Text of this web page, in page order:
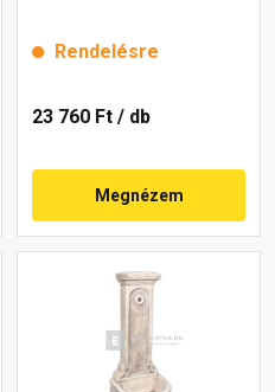
Rendelésre
23 760 Ft / db
Megnézem